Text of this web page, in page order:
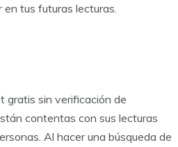
tus futuras lecturas.
gratis sin verificación de
contentas con sus lecturas
Al hacer una búsqueda de